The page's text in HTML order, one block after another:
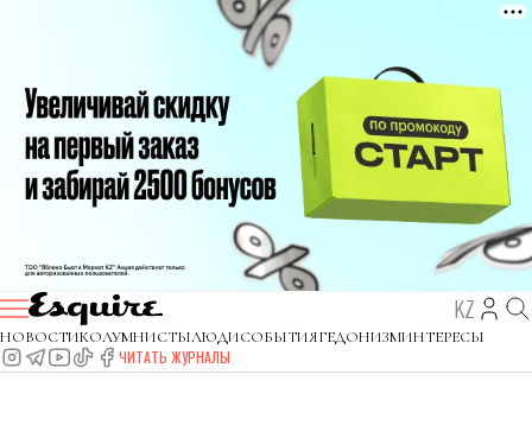
KZ
НОВОСТИКОЛУМНИСТЫЛЮДИСОБЫТИЯГЕДОНИЗМИНТЕРЕСЫ
ЧИТАТЬ ЖУРНАЛЫ